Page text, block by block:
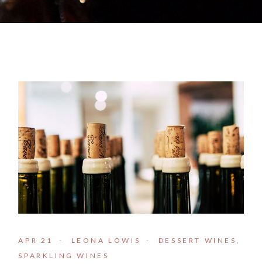
APR 21 LEONA LOWIS
DESSERT WINES
SPARKLING WINES